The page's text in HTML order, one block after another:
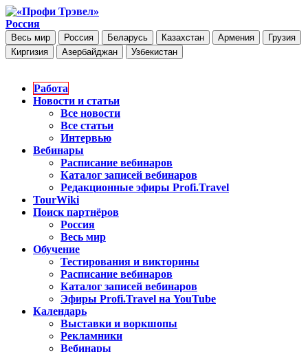
Россия
Весь мир Россия Беларусь Казахстан Армения
Грузия
Киргизия
Азербайджан Узбекистан
Работа
Новости и статьи
Все новости
Все статьи
Интервью
Вебинары
Расписание вебинаров
Каталог записей вебинаров
Редакционные эфиры Profi.Travel
TourWiki
Поиск партнёров
Россия
Весь мир
Обучение
Тестирования и викторины
Расписание вебинаров
Каталог записей вебинаров
Эфиры Profi.Travel на YouTube
Календарь
Выставки и воркшопы
Рекламники
Вебинары